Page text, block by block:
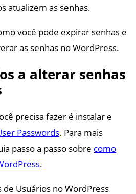
atualizem as senhas.
você pode expirar senhas e
as senhas no WordPress.
a alterar senhas
precisa fazer é instalar e
Passwords. Para mais
passo a passo sobre como
.